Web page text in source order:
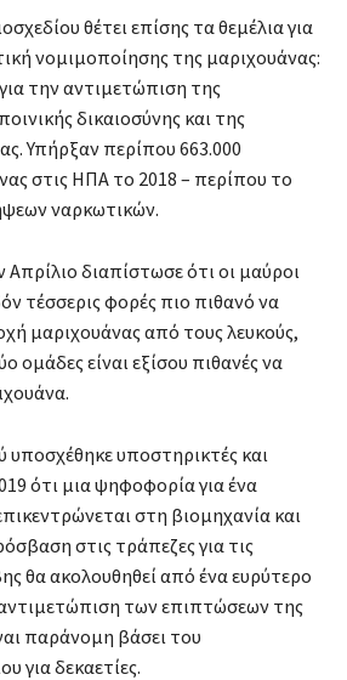
θέτει επίσης τα θεμέλια για
νομιμοποίησης της μαριχουάνας:
την αντιμετώπιση της
δικαιοσύνης και της
Υπήρξαν περίπου 663.000
στις ΗΠΑ το 2018 – περίπου το
ναρκωτικών.
Απρίλιο διαπίστωσε ότι οι μαύροι
τέσσερις φορές πιο πιθανό να
μαριχουάνας από τους λευκούς,
ομάδες είναι εξίσου πιθανές να
υποσχέθηκε υποστηρικτές και
ότι μια ψηφοφορία για ένα
στη βιομηχανία και
στις τράπεζες για τις
θα ακολουθηθεί από ένα ευρύτερο
των επιπτώσεων της
παράνομη βάσει του
για δεκαετίες.